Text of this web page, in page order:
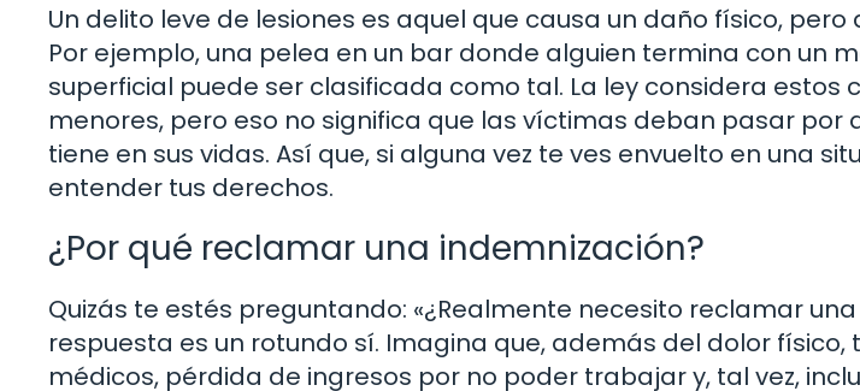
Un delito leve de lesiones es aquel que causa un daño físico,
Por ejemplo, una pelea en un bar donde alguien termina con un
superficial puede ser clasificada como tal. La ley considera estos
menores, pero eso no significa que las víctimas deban pasar por
tiene en sus vidas. Así que, si alguna vez te ves envuelto en una
entender tus derechos.
¿Por qué reclamar una indemnización?
Quizás te estés preguntando: «¿Realmente necesito reclamar una
respuesta es un rotundo sí. Imagina que, además del dolor
médicos, pérdida de ingresos por no poder trabajar y, tal vez,